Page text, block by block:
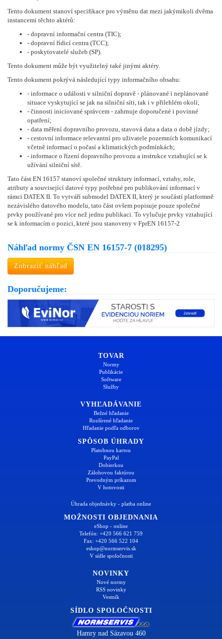
Tento dokument stanoví specifikace pro výměnu dat mezi jakýmikoli dvěma
instancemi těchto aktérů:
- dopravní informační centra (TIC);
- dopravní řídicí centra (TCC);
- poskytovatelé služeb (SP).
Tento dokument může být využitelný také jinými aktéry.
Tento dokument pokrývá následující typy informačního obsahu:
- informace o události v silniční dopravě - plánované i neplánované
situace vyskytující se jak na silniční síti, tak i v přilehlém okolí;
- činnosti iniciované správcem - zahrnuje doporučené i povinné
opatření;
- data měření dopravního provozu, stavová data a data o době jízdy;
- cestovní informace relevantní pro uživatele pozemních komunikací
včetně informací o počasí a klimatických podmínkách;
- informace o řízení dopravního provozu a instrukce vztahující se k
užívání silniční sítě.
Tato část EN 16157 stanoví společné struktury informací, vztahy, role,
atributy a související datové typy potřebné pro publikování informací v
rámci DATEX II. To vytváří submodel DATEX II, který je součástí platformně
nezávislého datového modelu, tato část ovšem popisuje pouze společné
prvky používané pro více než jednu publikaci. To vylučuje prvky vztahující
se k informacím o pozici, které jsou stanoveny v FprEN 16157-2
Náhľad normy ČSN EN 16157-7 (018295)
Zobraziť náhľad
Doporučujeme:
TOVAR
Normy
Publikácie
Software
Služby
VYHĽADÁVANIE
Bežné hľadanie
Rozšírené hľadanie
Hľadanie podľa odborov
SPÔSOB ÚHRADY
Platobnou kartou
PayPal
Dobierkou
Zálohovou faktúrou
Prevodným príkazom
V hotovosti
Úhrada objednávky - platba online
MOŽNOSTI OBJEDNANIA
eShop - online
Telefón: +420 566 621 759
Fax: +420 566 522 104
eshop@normservis.sk
V sídle spoločnosti
NOVINKY
Nové normy
RSS novinky
Vestník
SÍDLO SPOLOČNOSTI
Hamry nad Sázavou 460